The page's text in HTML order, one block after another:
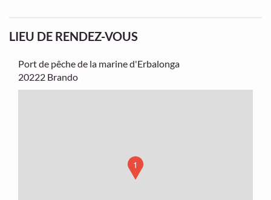
LIEU DE RENDEZ-VOUS
Port de pêche de la marine d'Erbalonga
20222 Brando
1